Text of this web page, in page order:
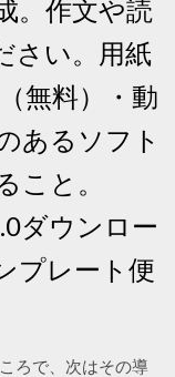
。作文や読
さい。用紙
無料）・動
あるソフト
こと。
ダウンロー
プレート便
ろで、次はその導